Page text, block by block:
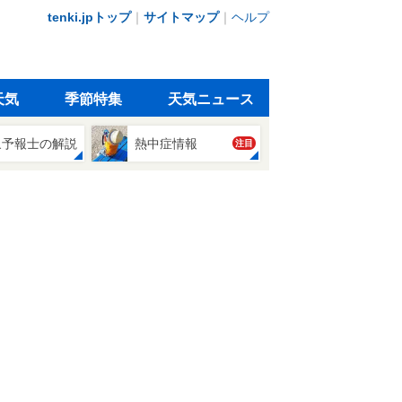
tenki.jpトップ｜ サイトマップ｜ ヘルプ
気 季節特集 天気ニュース
報士の解説 熱中症情報 注目